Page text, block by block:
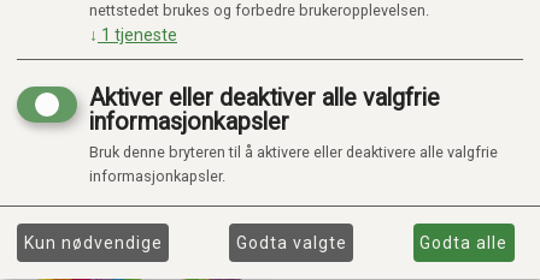
nettstedet brukes og forbedre brukeropplevelsen.
↓ 1 tjeneste
Aktiver eller deaktiver alle valgfrie
informasjonkapsler
Bruk denne bryteren til å aktivere eller deaktivere alle valgfrie
informasjonkapsler.
Kun nødvendige Godta valgte Godta alle